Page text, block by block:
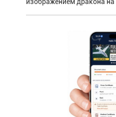
изображением дракона